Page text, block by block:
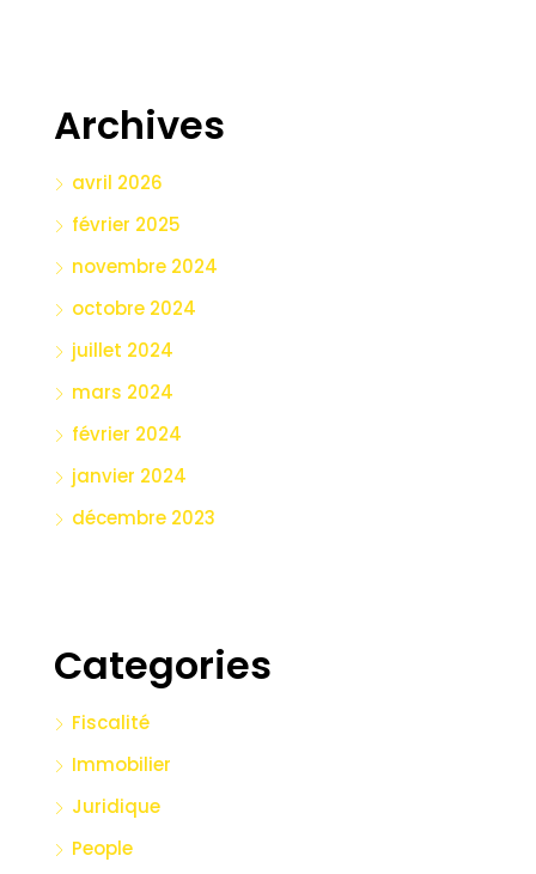
Archives
avril 2026
février 2025
novembre 2024
octobre 2024
juillet 2024
mars 2024
février 2024
janvier 2024
décembre 2023
Categories
Fiscalité
Immobilier
Juridique
People